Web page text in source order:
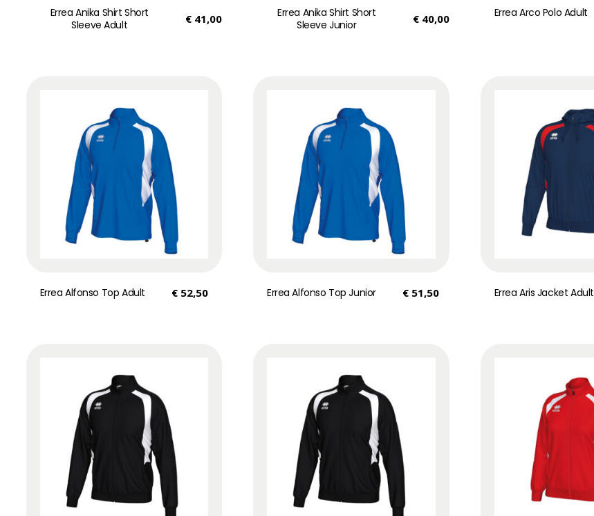
Errea Anika Shirt Short
Sleeve Adult
€ 41,00
Errea Anika Shirt Short
Sleeve Junior
€40,00 Errea Arco Polo Adult
Errea Alfonso Top Adult €52,50 Errea Alfonso Top Junior €51,50 Errea Aris Jacket Adult